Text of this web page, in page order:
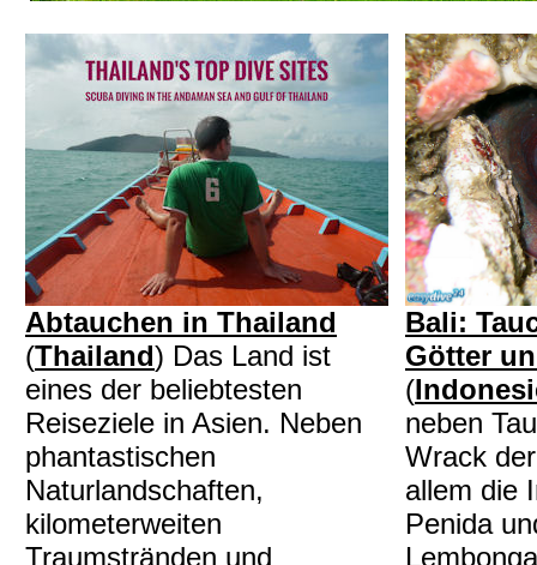
Abtauchen in Thailand
(Thailand) Das Land ist
eines der beliebtesten
Reiseziele in Asien. Neben
phantastischen
Naturlandschaften,
kilometerweiten
Traumstränden und
Bali:
Götter
(
neben
Wrack
allem die
Penida